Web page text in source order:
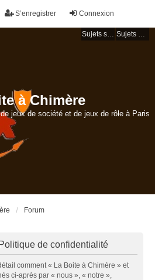
Connexion
S’enregistrer
Sujets sans réponse Sujets actifs
à Chimère
jeux de société et de jeux de rôle à Paris
Forum
de confidentialité
comment « La Boite à Chimère » et
ci-après par « nous », « notre »,